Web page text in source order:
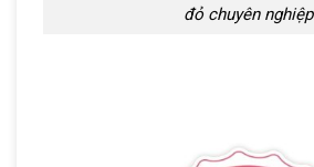
đỏ chuyên nghiệp